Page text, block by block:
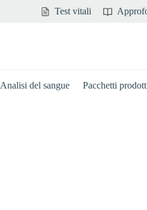
Test vitali
Analisi del sangue Pacchetti